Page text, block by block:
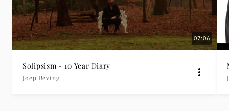
07:06
Solipsism - 10 Year Diary
Joep Beving